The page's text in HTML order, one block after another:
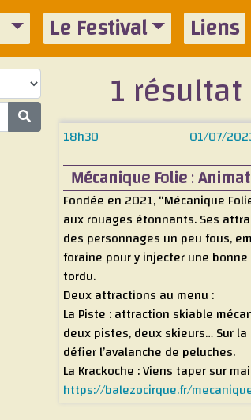
Le Festival Liens
1
01/07/
18h30
Mécanique Folie:
Fondée en 2021, “Mécanique
aux rouages étonnants. Ses
des personnages un peu fous,
foraine pour y injecter une
tordu.
Deux attractions au menu :
La Piste : attraction skiable
deux pistes, deux skieurs… Sur
défier l’avalanche de peluches.
La Krackoche : Viens taper sur
https://balezocirque.fr/